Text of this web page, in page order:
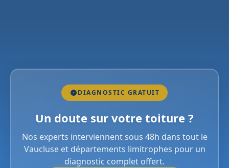
DIAGNOSTIC GRATUIT
Un doute sur votre toiture ?
Nos experts interviennent sous 48h dans tout le
Vaucluse et départements limitrophes pour un
diagnostic complet offert.